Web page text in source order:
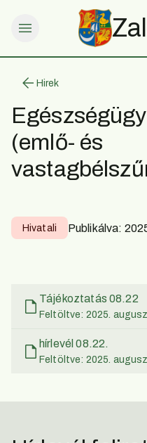
Hirek
(emlő- és
Hivatali Publikálva:
Tájékoztatás 08.22
Feltöltve: 2025.
hírlevél 08.22.
Feltöltve: 2025.